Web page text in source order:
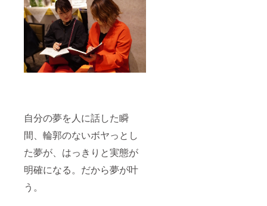
自分の夢を人に話した瞬
間、輪郭のないボヤっとし
た夢が、はっきりと実態が
明確になる。だから夢が叶
う。